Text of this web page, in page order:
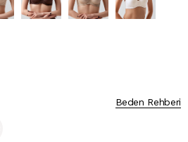
Beden Rehberi